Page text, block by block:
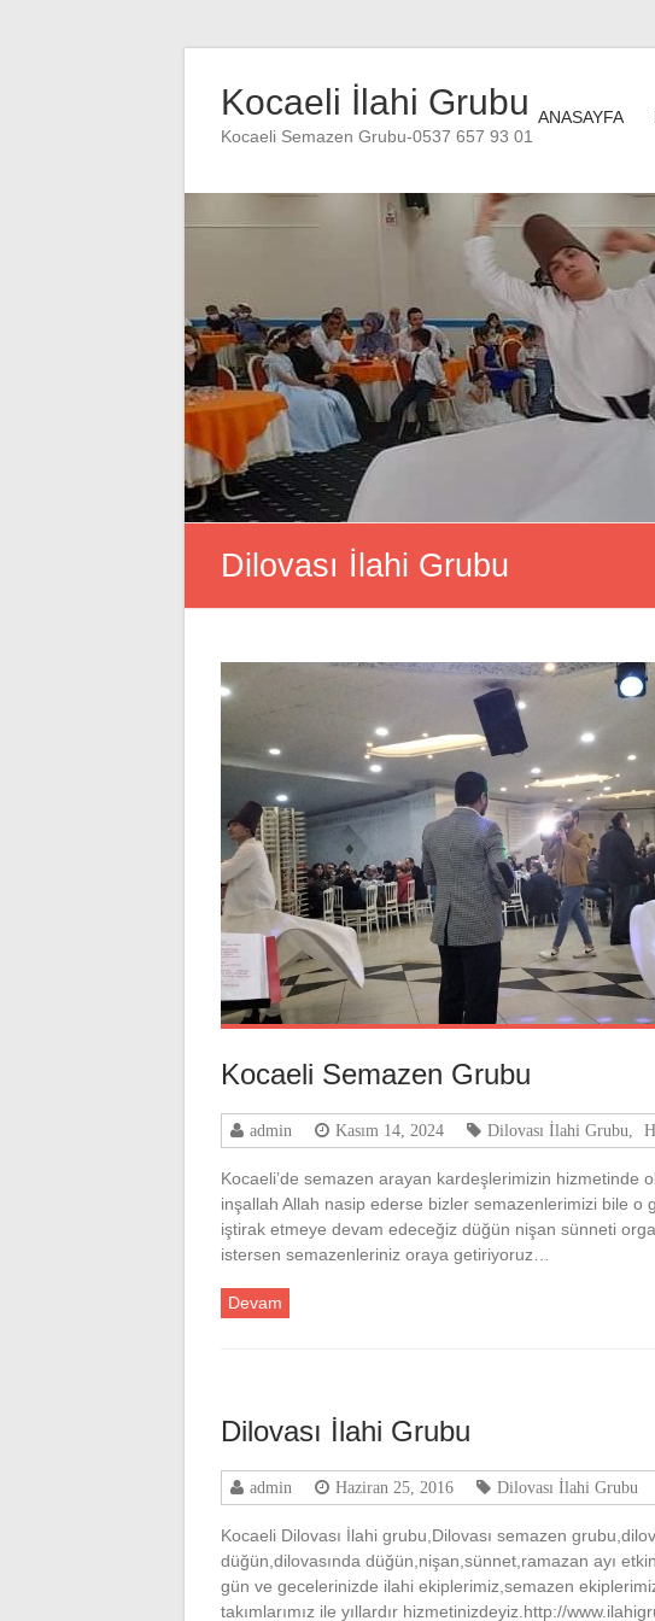
contentKocaeli İlahi Grubu
Kocaeli Semazen Grubu-0537 657 93 01
ANASAYFA
Dilovası İlahi Grubu
Kocaeli Semazen Grubu
admin Kasım 14, 2024 Dilovası İlahi Grubu
Kocaeli’de semazen arayan kardeşlerimizin hizmetinde
inşallah Allah nasip ederse bizler semazenlerimizi bile o
iştirak etmeye devam edeceğiz düğün nişan sünneti
istersen semazenleriniz oraya getiriyoruz…
Devam
Dilovası İlahi Grubu
admin Haziran 25, 2016 Dilovası İlahi Grubu
Kocaeli Dilovası İlahi grubu,Dilovası semazen
düğün,dilovasında düğün,nişan,sünnet,ramazan ayı
gün ve gecelerinizde ilahi ekiplerimiz,semazen
takımlarımız ile yıllardır hizmetinizdeyiz.http://